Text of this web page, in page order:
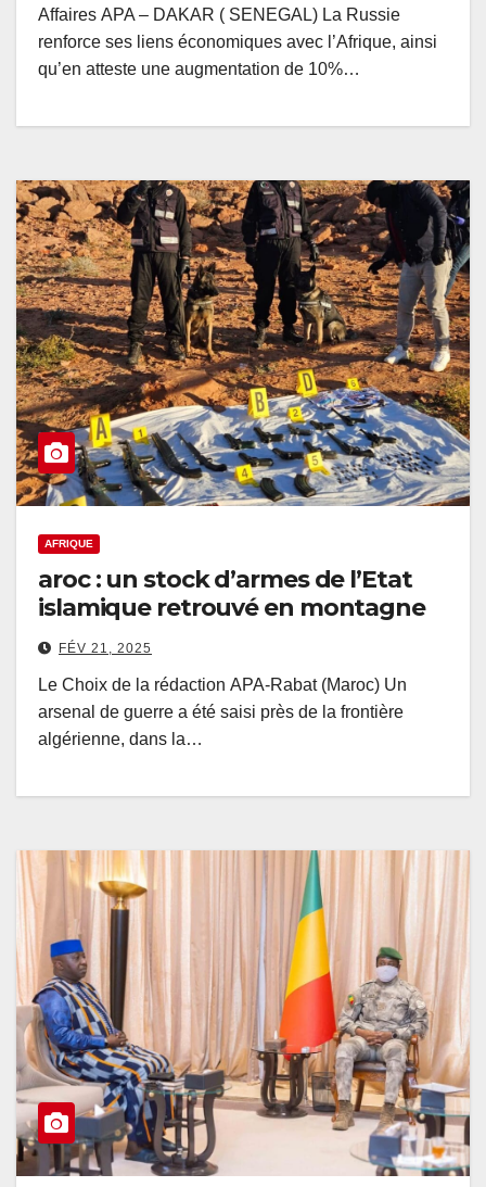
Affaires APA – DAKAR ( SENEGAL) La Russie
renforce ses liens économiques avec l’Afrique, ainsi
qu’en atteste une augmentation de 10%…
AFRIQUE
aroc : un stock d’armes de l’Etat
islamique retrouvé en montagne
FÉV 21, 2025
Le Choix de la rédaction APA-Rabat (Maroc) Un
arsenal de guerre a été saisi près de la frontière
algérienne, dans la…